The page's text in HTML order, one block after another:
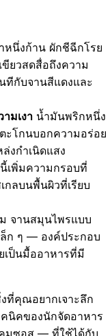
หนึ่งก้าน ผักชีฉีกโรย
ยวสดสื่อถึงความ
ทีกับจานสีแดงและ
มเงา น้ำมันพริกหนึ่ง
ะโกนบอกความอร่อย
งกำเนิดแสง
นี้เพิ่มความกรอบที่
กลบนพื้นผิวที่เรียบ
จานสมุนไพรแบบ
ล็ก ๆ — องค์ประกอบ
เป็นมื้ออาหารที่มี
ที่คุณอยากเจาะลึก
นิคของนักจัดอาหาร